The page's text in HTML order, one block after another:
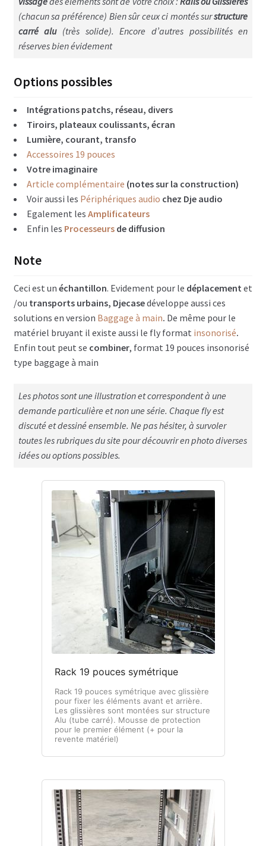
Flightcases Terminal de paiement
Flightcases pour Modélisme et Drône
Malle rangement & stockage
Valises flightcases
Spécial valises outillage, Tools box
Flightcase type Baggage à main
Flightcase type diable
Flightcase Insonorisé
Mobilier style flightcase
Remorque flightcase
Options flighcase Dje case (illustrations)
B – Ouvertures flightcases
C – Poignées flightcases
D – Empilement flightcases
E – Roulettes
F – Mousse de protection et / ou calage
G – Renforts divers flightcase
H – Aménagement interne flightcases
I – Tiroirs, plateaux, glissières pour
flightcases
J – Connectiques, courant, lumière flightcases
K- Trappe accès flightcases
L – Traitement matière, Usinage & soudure
M – Options & solutions Diverses
Lumière & courant pour rack 19 pouces
Panneaux racks 19 pouces
(chacun sa préférence) Bien sûr ceux ci montés surstructure
carré alu(très solide). Encore d’autres possibilités en
réserves bien évidement
Options possibles
Intégrations patchs, réseau, divers
Tiroirs, plateaux coulissants, écran
Lumière, courant, transfo
Accessoires 19 pouces
Votre imaginaire
Article complémentaire (notes sur la construction)
Voir aussi les Périphériques audio chez Dje audio
Egalement les Amplificateurs
Enfin les Processeurs de diffusion
Note
Ceci est un échantillon. Evidement pour le déplacement et
/ou transports urbains, Djecasedéveloppe aussi ces
solutions en version Baggage à main. De même pour le
matériel bruyant il existe aussi le fly format insonorisé.
Enfin tout peut se combiner, format 19 pouces insonorisé
type baggage à main
Les photos sont une illustration et correspondent à une
demande particulière et non une série. Chaque fly est
discuté et dessiné ensemble. Ne pas hésiter, à survoler
toutes les rubriques du site pour découvrir en photo diverses
idées ou options possibles.
Rack 19 pouces symétrique
Rack 19 pouces symétrique avec glissière
pour fixer les éléments avant et arrière.
Les glissières sont montées sur structure
Alu (tube carré). Mousse de protection
pour le premier élément (+ pour la
revente matériel)